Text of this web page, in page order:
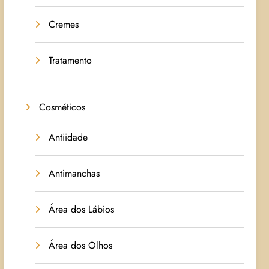
Cremes
Tratamento
Cosméticos
Antiidade
Antimanchas
Área dos Lábios
Área dos Olhos